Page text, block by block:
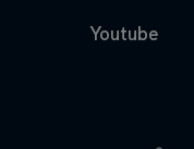
Youtube